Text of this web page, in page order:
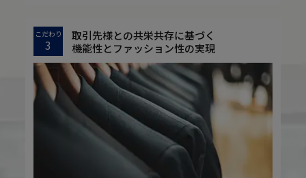
こだわり
3
取引先様との共栄共存に基づく
機能性とファッション性の実現